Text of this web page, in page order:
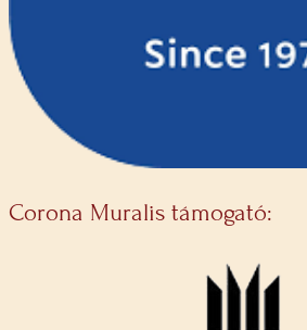
Corona Muralis támogató: